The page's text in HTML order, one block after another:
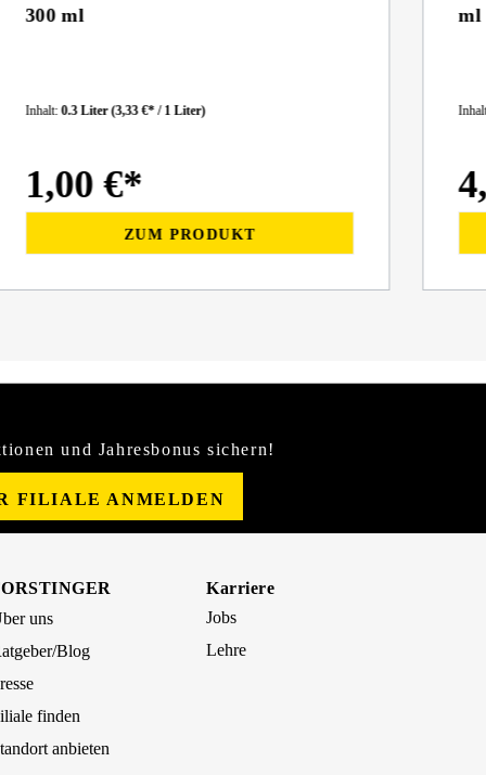
300 ml
Inhalt:0.3 Liter(3,33 €* / 1 Liter)
1,00 €*
ZUM PRODUKT
ml
und Jahresbonus sichern!
FILIALE ANMELDEN
uns
Blog
finden
anbieten
Karriere
Jobs
Lehre